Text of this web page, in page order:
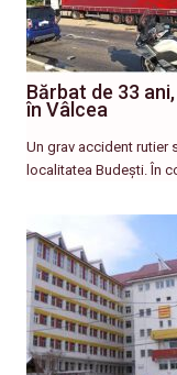
Bărbat de 33
în Vâlcea
Un grav accident rutier
localitatea Budești. În